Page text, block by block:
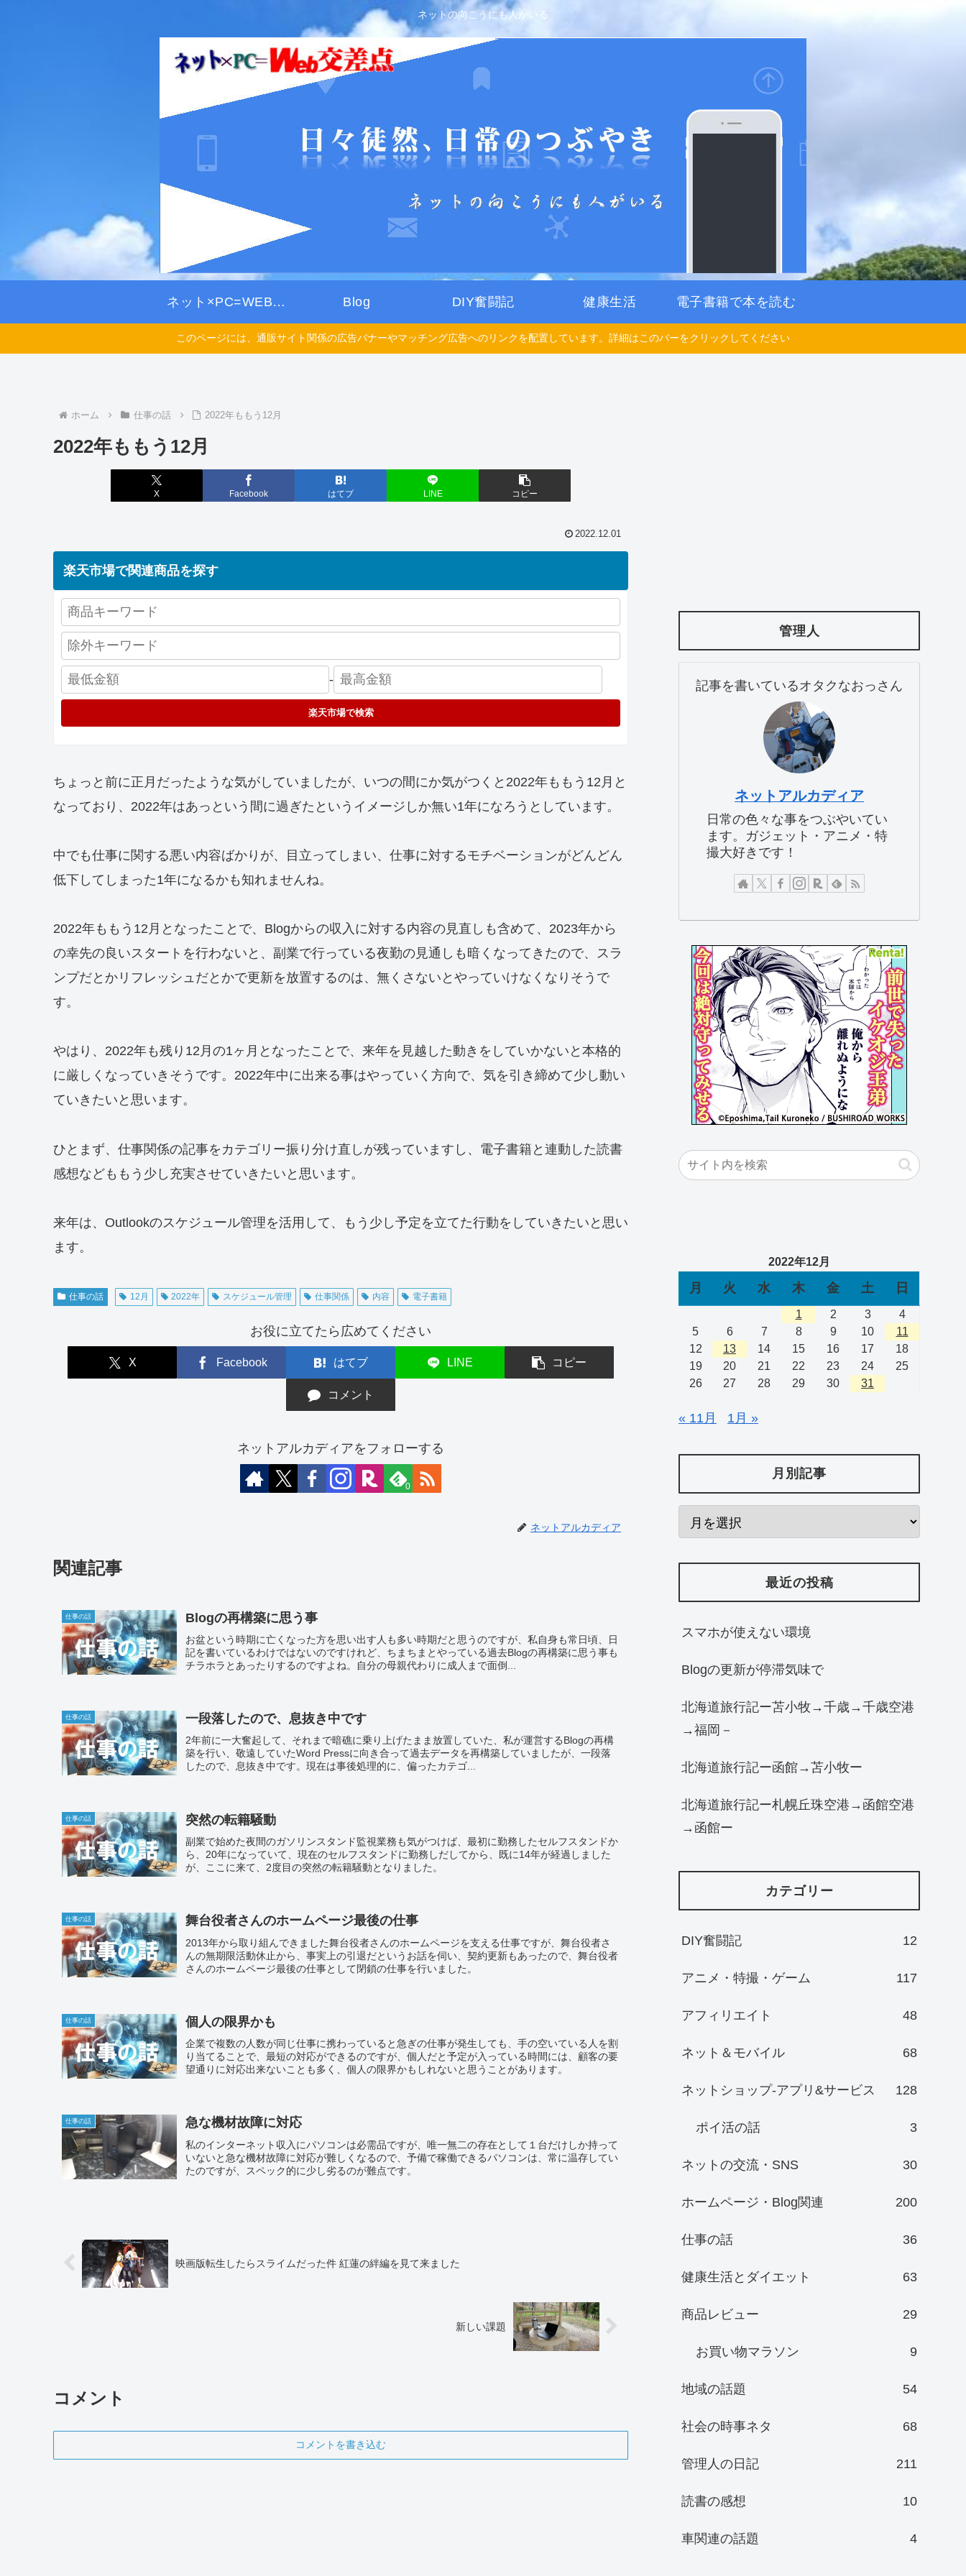
ネットの向こうにも人がいる
ネット×PC=WEB交差点 Blog DIY奮闘記 健康生活 電子書籍で本を読む
このページには、通販サイト関係の広告バナーやマッチング広告へのリンクを配置しています。詳細はこのバーをクリックしてください
ホーム 仕事の話 2022年ももう12月
2022年ももう12月
X Facebook はてブ LINE コピー
2022.12.01
楽天市場で関連商品を探す
-
楽天市場で検索
ちょっと前に正月だったような気がしていましたが、いつの間にか気がつくと2022年ももう12月と
なっており、2022年はあっという間に過ぎたというイメージしか無い1年になろうとしています。
中でも仕事に関する悪い内容ばかりが、目立ってしまい、仕事に対するモチベーションがどんどん
低下してしまった1年になるかも知れませんね。
2022年ももう12月となったことで、Blogからの収入に対する内容の見直しも含めて、2023年から
の幸先の良いスタートを行わないと、副業で行っている夜勤の見通しも暗くなってきたので、スラ
ンプだとかリフレッシュだとかで更新を放置するのは、無くさないとやっていけなくなりそうで
す。
やはり、2022年も残り12月の1ヶ月となったことで、来年を見越した動きをしていかないと本格的
に厳しくなっていきそうです。2022年中に出来る事はやっていく方向で、気を引き締めて少し動い
ていきたいと思います。
ひとまず、仕事関係の記事をカテゴリー振り分け直しが残っていますし、電子書籍と連動した読書
感想などももう少し充実させていきたいと思います。
来年は、Outlookのスケジュール管理を活用して、もう少し予定を立てた行動をしていきたいと思い
ます。
仕事の話 12月 2022年 スケジュール管理 仕事関係 内容 電子書籍
お役に立てたら広めてください
X Facebook はてブ LINE コピー
コメント
ネットアルカディアをフォローする
0
ネットアルカディア
関連記事
仕事の話 Blogの再構築に思う事
お盆という時期に亡くなった方を思い出す人も多い時期だと思うのですが、私自身も常日頃、日
記を書いているわけではないのですけれど、ちまちまとやっている過去Blogの再構築に思う事も
チラホラとあったりするのですよね。自分の母親代わりに成人まで面倒...
仕事の話 一段落したので、息抜き中です
2年前に一大奮起して、それまで暗礁に乗り上げたまま放置していた、私が運営するBlogの再構
築を行い、敬遠していたWord Pressに向き合って過去データを再構築していましたが、一段落
したので、息抜き中です。現在は事後処理的に、偏ったカテゴ...
仕事の話 突然の転籍騒動
副業で始めた夜間のガソリンスタンド監視業務も気がつけば、最初に勤務したセルフスタンドか
ら、20年になっていて、現在のセルフスタンドに勤務しだしてから、既に14年が経過しました
が、ここに来て、2度目の突然の転籍騒動となりました。
仕事の話 舞台役者さんのホームページ最後の仕事
2013年から取り組んできました舞台役者さんのホームページを支える仕事ですが、舞台役者さ
んの無期限活動休止から、事実上の引退だというお話を伺い、契約更新もあったので、舞台役者
さんのホームページ最後の仕事として閉鎖の仕事を行いました。
仕事の話 個人の限界かも
企業で複数の人数が同じ仕事に携わっていると急ぎの仕事が発生しても、手の空いている人を割
り当てることで、最短の対応ができるのですが、個人だと予定が入っている時間には、顧客の要
望通りに対応出来ないことも多く、個人の限界かもしれないと思うことがあります。
仕事の話 急な機材故障に対応
私のインターネット収入にパソコンは必需品ですが、唯一無二の存在として１台だけしか持って
いないと急な機材故障に対応が難しくなるので、予備で稼働できるパソコンは、常に温存してい
たのですが、スペック的に少し劣るのが難点です。
映画版転生したらスライムだった件 紅蓮の絆編を見て来ました
新しい課題
コメント
コメントを書き込む
管理人
記事を書いているオタクなおっさん
ネットアルカディア
日常の色々な事をつぶやいてい
ます。ガジェット・アニメ・特
撮大好きです！
2022年12月
月 火 水 木 金 土 日
1 2 3
4
5
6 7 8 9 10
11
12
13 14 15 16 17
18
19
20 21 22 23 24
25
26
27 28 29 30 31
« 11月 1月 »
月別記事
最近の投稿
スマホが使えない環境
Blogの更新が停滞気味で
北海道旅行記ー苫小牧→千歳→千歳空港
→福岡－
北海道旅行記ー函館→苫小牧ー
北海道旅行記ー札幌丘珠空港→函館空港
→函館ー
カテゴリー
DIY奮闘記 12
アニメ・特撮・ゲーム 117
アフィリエイト 48
ネット＆モバイル 68
ネットショップ-アプリ&サービス 128
ポイ活の話 3
ネットの交流・SNS 30
ホームページ・Blog関連 200
仕事の話 36
健康生活とダイエット 63
商品レビュー 29
お買い物マラソン 9
地域の話題 54
社会の時事ネタ 68
管理人の日記 211
読書の感想 10
車関連の話題 4